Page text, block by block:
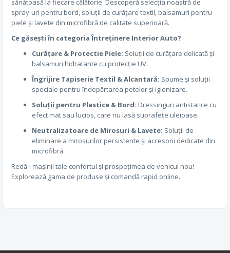
sănătoasă la fiecare călătorie. Descoperă selecția noastră de
spray-uri pentru bord, soluții de curățare textil, balsamuri pentru
piele și lavete din microfibră de calitate superioară.
Ce găsești în categoria Întreținere Interior Auto?
Curățare & Protectie Piele: Soluții de curățare delicată și
balsamuri hidratante cu protecție UV.
Îngrijire Tapiserie Textil & Alcantară: Spume și soluții
speciale pentru îndepărtarea petelor și igienizare.
Soluții pentru Plastice & Bord: Dressinguri antistatice cu
efect mat sau lucios, care nu lasă suprafețe uleioase.
Neutralizatoare de Mirosuri & Lavete: Soluții de
eliminare a mirosurilor persistente și accesorii dedicate din
microfibră.
Redă-i mașinii tale confortul și prospețimea de vehicul nou!
Explorează gama de produse și comandă rapid online.